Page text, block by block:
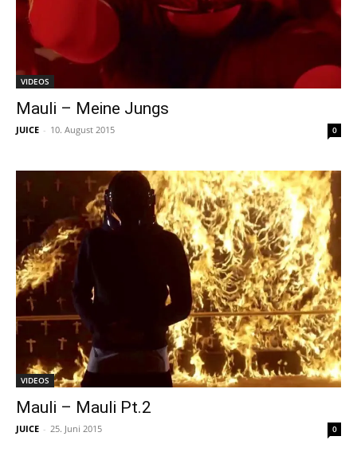
VIDEOS
Mauli – Meine Jungs
JUICE - 10. August 2015 0
VIDEOS
Mauli – Mauli Pt.2
JUICE - 25. Juni 2015 0